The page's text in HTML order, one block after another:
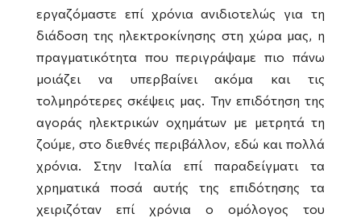
εργαζόμαστε επί χρόνια ανιδιοτελώς για τη
διάδοση της ηλεκτροκίνησης στη χώρα μας, η
πραγματικότητα που περιγράψαμε πιο πάνω
μοιάζει να υπερβαίνει ακόμα και τις
τολμηρότερες σκέψεις μας. Την επιδότηση της
αγοράς ηλεκτρικών οχημάτων με μετρητά τη
ζούμε, στο διεθνές περιβάλλον, εδώ και πολλά
χρόνια. Στην Ιταλία επί παραδείγματι τα
χρηματικά ποσά αυτής της επιδότησης τα
χειριζόταν επί χρόνια ο ομόλογος του